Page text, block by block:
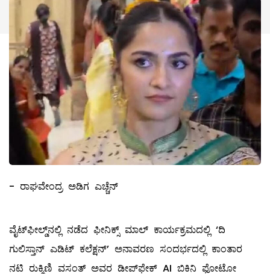
- ರಾಘವೇಂದ್ರ ಅಡಿಗ ಎಚ್ಚೆನ್
ವೈಟ್‌ಫೀಲ್ಡ್‌ನಲ್ಲಿ ನಡೆದ ಫೀನಿಕ್ಸ್ ಮಾಲ್ ಕಾರ್ಯಕ್ರಮದಲ್ಲಿ ‘ದಿ
ಗುಲಿಸ್ತಾನ್ ಎಡಿಟ್ ಕಲೆಕ್ಷನ್’ ಅನಾವರಣ ಸಂದರ್ಭದಲ್ಲಿ ಕಾಂತಾರ
ನಟಿ ರುಕ್ಮಿಣಿ ವಸಂತ್ ಅವರ ಡೀಪ್‌ಫೇಕ್ AI ಬಿಕಿನಿ ಫೋಟೋ